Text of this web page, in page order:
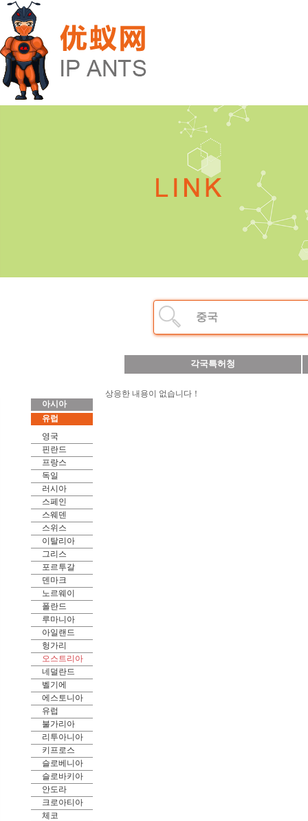
중국
각국특허청
아시아
유럽
영국
핀란드
프랑스
독일
러시아
스페인
스웨덴
스위스
이탈리아
그리스
포르투갈
덴마크
노르웨이
폴란드
루마니아
아일랜드
헝가리
오스트리아
네덜란드
벨기에
에스토니아
유럽
불가리아
리투아니아
키프로스
슬로베니아
슬로바키아
안도라
크로아티아
체코
상응한 내용이 없습니다！